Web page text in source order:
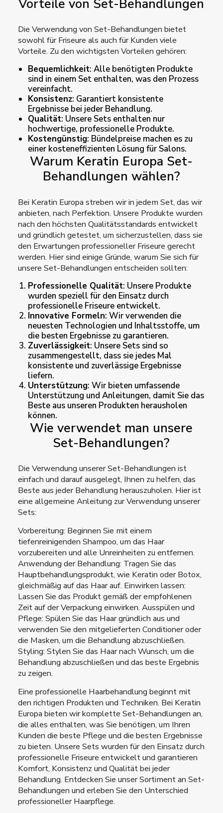
Vorteile von Set-Behandlungen
Die Verwendung von Set-Behandlungen bietet
sowohl für Friseure als auch für Kunden viele
Vorteile. Zu den wichtigsten Vorteilen gehören:
Bequemlichkeit: Alle benötigten Produkte
sind in einem Set enthalten, was den Prozess
vereinfacht.
Konsistenz: Garantiert konsistente
Ergebnisse bei jeder Behandlung.
Qualität: Unsere Sets enthalten nur
hochwertige, professionelle Produkte.
Kostengünstig: Bündelpreise machen es zu
einer kosteneffizienten Lösung für Salons.
Warum Keratin Europa Set-
Behandlungen wählen?
Bei Keratin Europa streben wir in jedem Set, das wir
anbieten, nach Perfektion. Unsere Produkte wurden
nach den höchsten Qualitätsstandards entwickelt
und gründlich getestet, um sicherzustellen, dass sie
den Erwartungen professioneller Friseure gerecht
werden. Hier sind einige Gründe, warum Sie sich für
unsere Set-Behandlungen entscheiden sollten:
Professionelle Qualität: Unsere Produkte
wurden speziell für den Einsatz durch
professionelle Friseure entwickelt.
Innovative Formeln: Wir verwenden die
neuesten Technologien und Inhaltsstoffe, um
die besten Ergebnisse zu garantieren.
Zuverlässigkeit: Unsere Sets sind so
zusammengestellt, dass sie jedes Mal
konsistente und zuverlässige Ergebnisse
liefern.
Unterstützung: Wir bieten umfassende
Unterstützung und Anleitungen, damit Sie das
Beste aus unseren Produkten herausholen
können.
Wie verwendet man unsere
Set-Behandlungen?
Die Verwendung unserer Set-Behandlungen ist
einfach und darauf ausgelegt, Ihnen zu helfen, das
Beste aus jeder Behandlung herauszuholen. Hier ist
eine allgemeine Anleitung zur Verwendung unserer
Sets:
Vorbereitung: Beginnen Sie mit einem
tiefenreinigenden Shampoo, um das Haar
vorzubereiten und alle Unreinheiten zu entfernen.
Anwendung der Behandlung: Tragen Sie das
Hauptbehandlungsprodukt, wie Keratin oder Botox,
gleichmäßig auf das Haar auf. Einwirken lassen:
Lassen Sie das Produkt gemäß der empfohlenen
Zeit auf der Verpackung einwirken. Ausspülen und
Pflege: Spülen Sie das Haar gründlich aus und
verwenden Sie den mitgelieferten Conditioner oder
die Masken, um die Behandlung abzuschließen.
Styling: Stylen Sie das Haar nach Wunsch, um die
Behandlung abzuschließen und das beste Ergebnis
zu zeigen.
Eine professionelle Haarbehandlung beginnt mit
den richtigen Produkten und Techniken. Bei Keratin
Europa bieten wir komplette Set-Behandlungen an,
die alles enthalten, was Sie benötigen, um Ihren
Kunden die beste Pflege und die besten Ergebnisse
zu bieten. Unsere Sets wurden für den Einsatz durch
professionelle Friseure entwickelt und garantieren
Komfort, Konsistenz und Qualität bei jeder
Behandlung. Entdecken Sie unser Sortiment an Set-
Behandlungen und erleben Sie den Unterschied
professioneller Haarpflege.